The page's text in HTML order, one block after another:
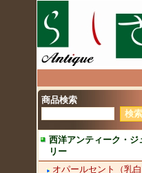
商品検索
西洋アンティーク・ジ
リー
オパールセント（乳白